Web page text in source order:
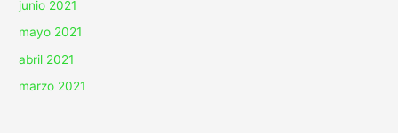
junio 2021
mayo 2021
abril 2021
marzo 2021